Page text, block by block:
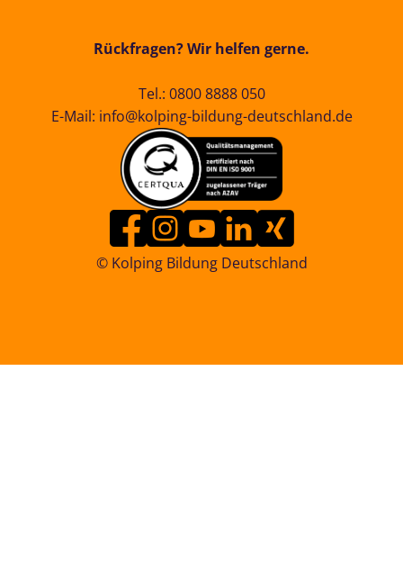
Rückfragen? Wir helfen gerne.
Tel.: 0800 8888 050
E-Mail: info@kolping-bildung-deutschland.de
© Kolping Bildung Deutschland